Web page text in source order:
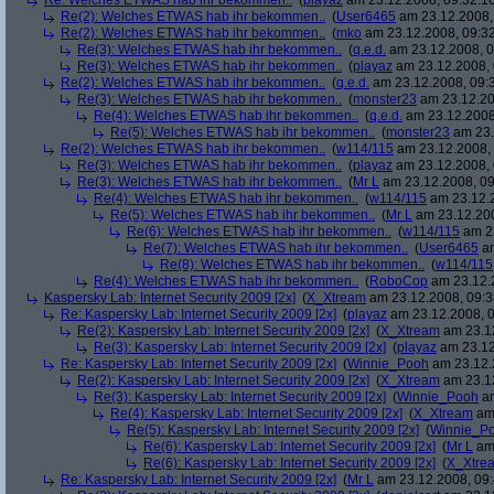
Re(2): Welches ETWAS hab ihr bekommen.. (User6465 am
Re(2): Welches ETWAS hab ihr bekommen.. (mko am 23.12.2008,
Re(3): Welches ETWAS hab ihr bekommen.. (q.e.d. am 23.12.2008,
Re(3): Welches ETWAS hab ihr bekommen.. (playaz am 23.12.2008,
Re(2): Welches ETWAS hab ihr bekommen.. (q.e.d. am 23.12.2008,
Re(3): Welches ETWAS hab ihr bekommen.. (monster23 am
Re(4): Welches ETWAS hab ihr bekommen.. (q.e.d. am
Re(5): Welches ETWAS hab ihr bekommen.. (monster23 am
Re(2): Welches ETWAS hab ihr bekommen.. (w114/115 am
Re(3): Welches ETWAS hab ihr bekommen.. (playaz am 23.12.2008,
Re(3): Welches ETWAS hab ihr bekommen.. (Mr L am 23.12.2008,
Re(4): Welches ETWAS hab ihr bekommen.. (w114/115 am
Re(5): Welches ETWAS hab ihr bekommen.. (Mr L am
Re(6): Welches ETWAS hab ihr bekommen.. (w114/115 am
Re(7): Welches ETWAS hab ihr bekommen.. (User6465
Re(8): Welches ETWAS hab ihr bekommen.. (w114/115
Re(4): Welches ETWAS hab ihr bekommen.. (RoboCop am
Kaspersky Lab: Internet Security 2009 [2x] (X_Xtream am 23.12.2008,
Re: Kaspersky Lab: Internet Security 2009 [2x] (playaz am 23.12.2008,
Re(2): Kaspersky Lab: Internet Security 2009 [2x] (X_Xtream am
Re(3): Kaspersky Lab: Internet Security 2009 [2x] (playaz am
Re: Kaspersky Lab: Internet Security 2009 [2x] (Winnie_Pooh am
Re(2): Kaspersky Lab: Internet Security 2009 [2x] (X_Xtream am
Re(3): Kaspersky Lab: Internet Security 2009 [2x] (Winnie_Pooh
Re(4): Kaspersky Lab: Internet Security 2009 [2x] (X_Xtream
Re(5): Kaspersky Lab: Internet Security 2009 [2x] (
Re(6): Kaspersky Lab: Internet Security 2009 [2x] (Mr L
Re(6): Kaspersky Lab: Internet Security 2009 [2x] (
Re: Kaspersky Lab: Internet Security 2009 [2x] (Mr L am 23.12.2008,